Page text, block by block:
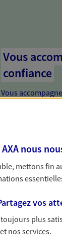
Vous
confiance
Vous
AXA nous
mettons fin
vos
toujours plus
nos services.